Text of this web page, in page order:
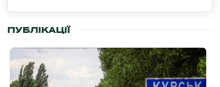
ПУБЛІКАЦІЇ